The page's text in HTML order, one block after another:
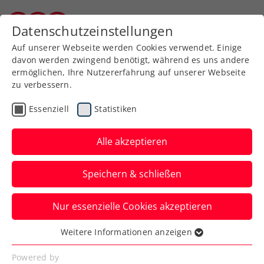
Zurück zur Newsübersicht
ATP
Erste Bank Open:
Hauptbewerbsstart mit 3
Gesetzten und Rodionov
So spektakulär war der Montag in Wien
noch nie. Zudem kommt Jannik Sinner
zum Talk mit Thomas Muster.
Verfasst von: Presseaussendung / Redaktion, 19.10.2025
Datenschutzeinstellungen
Auf unserer Webseite werden Cookies verwendet. Einige
davon werden zwingend benötigt, während es uns andere
ermöglichen, Ihre Nutzererfahrung auf unserer Webseite
zu verbessern.
Essenziell Statistiken
Alle akzeptieren
Speichern & schließen
Nur essenzielle Cookies akzeptieren
Essenziell
Essenzielle Cookies werden für grundlegende
Weitere Informationen anzeigen
Powered by